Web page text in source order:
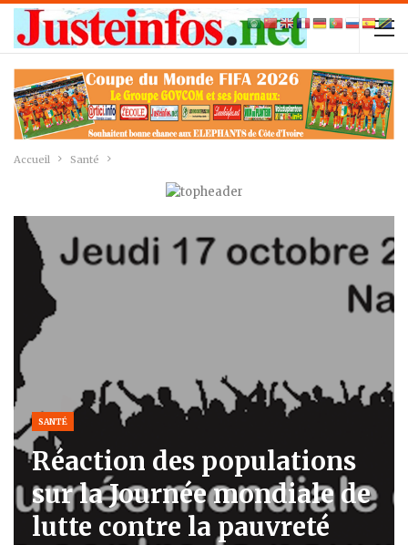
Accueil Santé
SANTÉ
Réaction des populations
sur la Journée mondiale de
lutte contre la pauvreté